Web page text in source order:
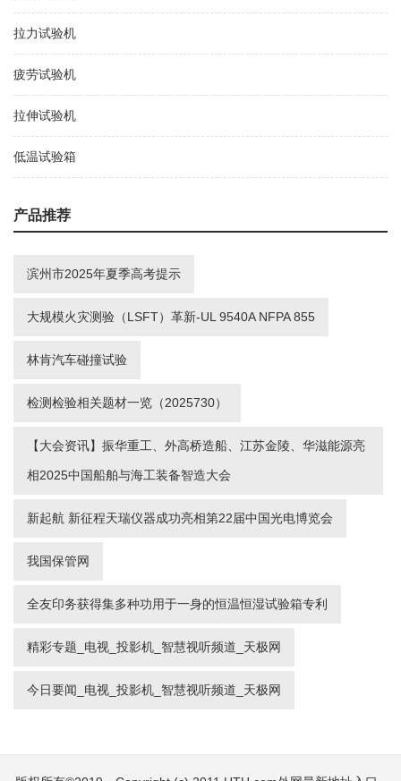
拉力试验机
疲劳试验机
拉伸试验机
低温试验箱
产品推荐
滨州市2025年夏季高考提示
大规模火灾测验（LSFT）革新-UL 9540A NFPA 855
林肯汽车碰撞试验
检测检验相关题材一览（2025730）
【大会资讯】振华重工、外高桥造船、江苏金陵、华滋能源亮
相2025中国船舶与海工装备智造大会
新起航 新征程天瑞仪器成功亮相第22届中国光电博览会
我国保管网
全友印务获得集多种功用于一身的恒温恒湿试验箱专利
精彩专题_电视_投影机_智慧视听频道_天极网
今日要闻_电视_投影机_智慧视听频道_天极网